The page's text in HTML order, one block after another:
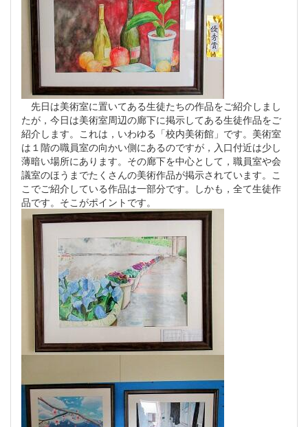
先日は美術室に置いてある生徒たちの作品をご紹介しまし
たが，今日は美術室周辺の廊下に掲示してある生徒作品をご
紹介します。これは，いわゆる「校内美術館」です。美術室
は１階の職員室の向かい側にあるのですが，入口付近は少し
薄暗い場所にあります。その廊下を中心として，職員室や会
議室のほうまでたくさんの美術作品が掲示されています。こ
こでご紹介している作品は一部分です。しかも，全て生徒作
品です。そこがポイントです。